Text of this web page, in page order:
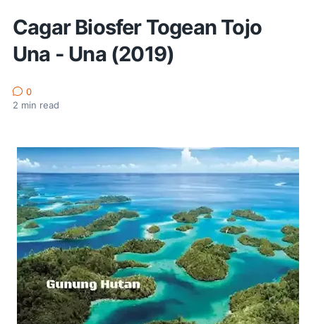
Cagar Biosfer Togean Tojo
Una - Una (2019)
0
2 min read